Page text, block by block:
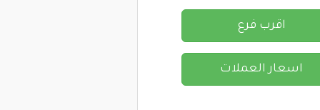
اقرب فرع
اسعار العملات